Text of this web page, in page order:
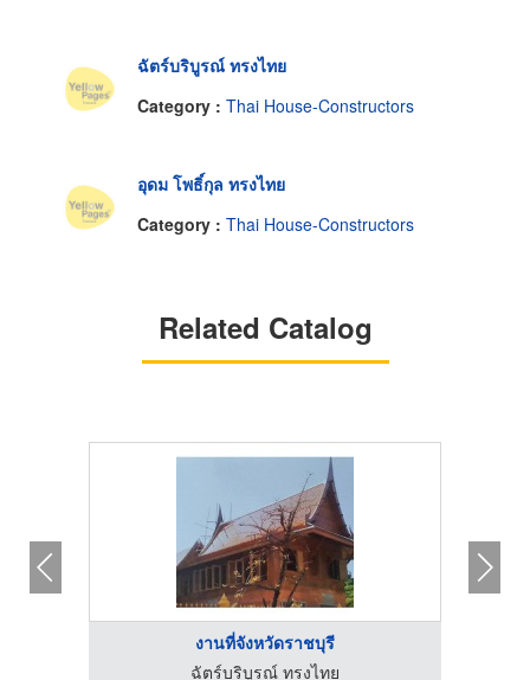
ฉัตร์บริบูรณ์ ทรงไทย
Category : Thai House-Constructors
อุดม โพธิ์กุล ทรงไทย
Category : Thai House-Constructors
Related Catalog
งานที่จังหวัดราชบุรี
ฉัตร์บริบูรณ์ ทรงไทย